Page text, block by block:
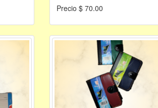
Precio $ 70.00